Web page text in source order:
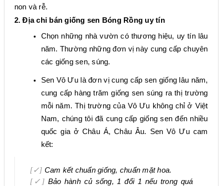
non và rễ.
2. Địa chỉ bán giống sen Bóng Rồng uy tín
Chọn những nhà vườn có thương hiệu, uy tín lâu
năm. Thường những đơn vị này cung cấp chuyên
các giống sen, súng.
Sen Vô Ưu là đơn vị cung cấp sen giống lâu năm,
cung cấp hàng trămgiống sen súng ra thị trường
mỗi năm. Thị trường của Vô Ưu không chỉở Việt
Nam, chúng tôi đã cung cấp giống sen đến nhiều
quốc gia ở Châu Á, Châu Âu. Sen Vô Ưucam
kết:
[✓] Cam kết chuẩn giống, chuẩn mặt hoa.
[✓]Bảo hành củ sống, 1 đổi 1 nếu trong quá